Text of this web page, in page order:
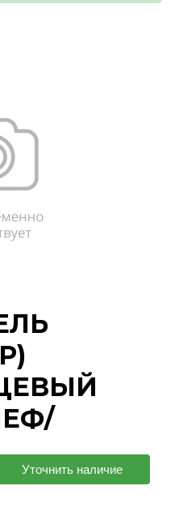
Уточнить наличие